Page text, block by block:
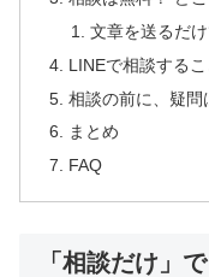
文章を送るだ
LINEで相談する
相談の前に、疑問
まとめ
FAQ
「相談だけ」